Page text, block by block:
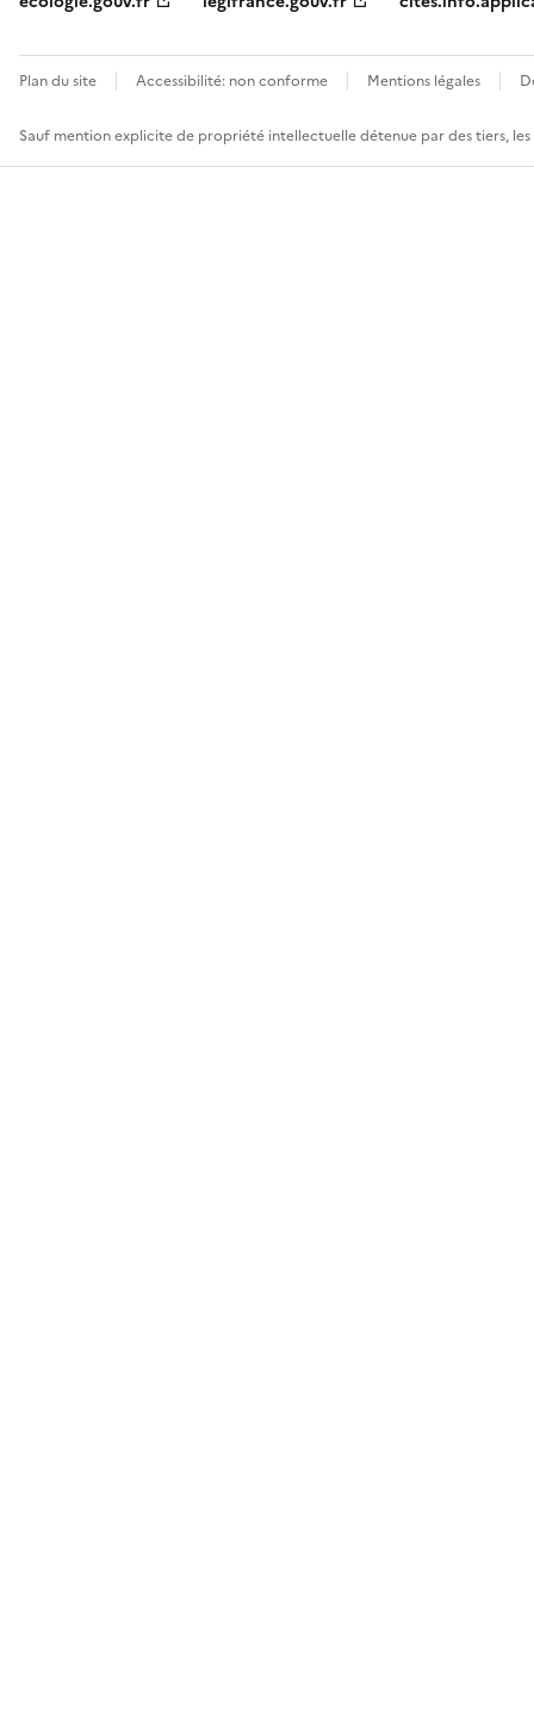
Plan du site Accessibilité: non conforme Mentions légales
Sauf mention explicite de propriété intellectuelle détenue par des tiers,